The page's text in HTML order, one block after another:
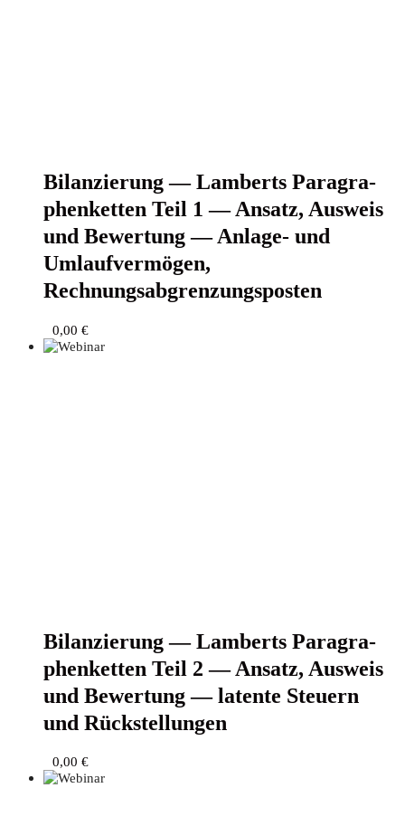
Bilan­zie­rung — Lam­berts Para­gra­
phen­ket­ten Teil 1 — Ansatz, Aus­weis
und Bewer­tung — Anla­ge- und
Umlauf­ver­mö­gen,
Rechnungsabgrenzungsposten
0,00 €
Bilan­zie­rung — Lam­berts Para­gra­
phen­ket­ten Teil 2 — Ansatz, Aus­weis
und Bewer­tung — laten­te Steu­ern
und Rückstellungen
0,00 €